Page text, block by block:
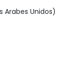
Arabes Unidos)